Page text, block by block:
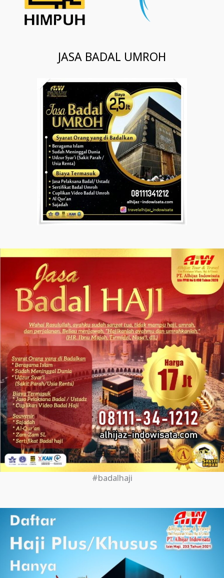
JASA BADAL UMROH
#badalhaji